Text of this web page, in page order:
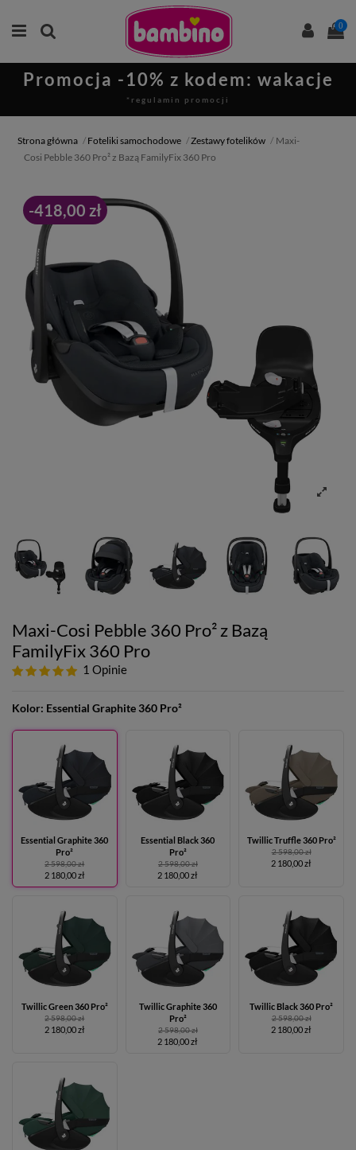
0
Promocja -10% z kodem: wakacje
*regulamin promocji
Strona główna Foteliki samochodowe Zestawy fotelików
Maxi-
Cosi Pebble 360 Pro² z Bazą FamilyFix 360 Pro
-418,00 zł
Maxi-Cosi Pebble 360 Pro² z Bazą
FamilyFix 360 Pro
1 Opinie
Kolor: Essential Graphite 360 Pro²
Essential Graphite 360
Pro²
2 598,00 zł
2 180,00 zł
Essential Black 360
Pro²
2 598,00 zł
2 180,00 zł
Twillic Truffle 360 Pro²
2 598,00 zł
2 180,00 zł
Twillic Green 360 Pro²
2 598,00 zł
2 180,00 zł
Twillic Graphite 360
Pro²
2 598,00 zł
2 180,00 zł
Twillic Black 360 Pro²
2 598,00 zł
2 180,00 zł